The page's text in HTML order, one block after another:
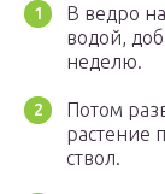
В ведро
водой,
неделю.
Потом
растение
ствол.